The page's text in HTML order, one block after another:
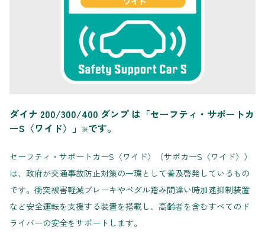
ダイナ 200/300/400 ダンプ は「セーフティ・サポートカ
ーS〈ワイド〉」
※です。
セーフティ・サポートカーS〈ワイド〉（サポカーS〈ワイド〉）
は、政府が交通事故防止対策の一環として普及啓発しているもの
です。衝突被害軽減ブレーキやペダル踏み間違い時加速抑制装置
など安全運転を支援する装置を搭載し、高齢者を含むすべてのド
ライバーの安全をサポートします。